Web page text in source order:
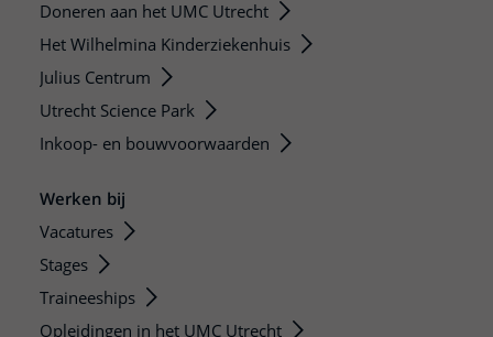
Doneren aan het UMC Utrecht
Het Wilhelmina Kinderziekenhuis
Julius Centrum
Utrecht Science Park
Inkoop- en bouwvoorwaarden
Werken bij
Vacatures
Stages
Traineeships
Opleidingen in het UMC Utrecht